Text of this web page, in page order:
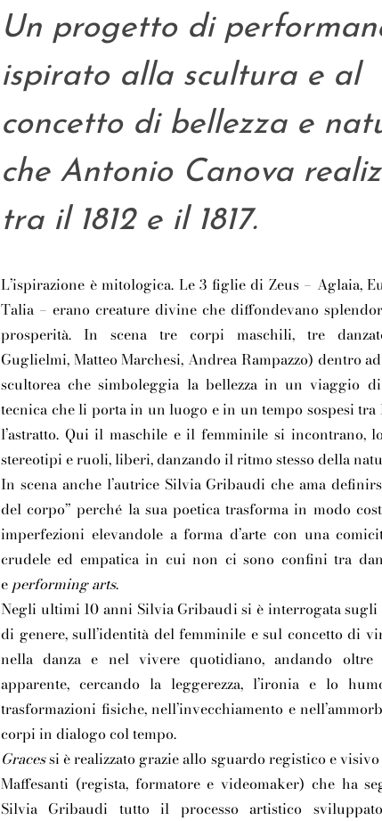
Un progetto di
ispirato alla scultura e al
concetto di bellezza e
che Antonio Canova
tra il 1812 e il 1817.
L’ispirazione è mitologica. Le 3 figlie di Zeus – Aglaia,
Talia – erano creature divine che diffondevano
prosperità. In scena tre corpi maschili, tre
Guglielmi, Matteo Marchesi, Andrea Rampazzo) dentro
scultorea che simboleggia la bellezza in un viaggio
tecnica che li porta in un luogo e in un tempo sospesi tra
l’astratto. Qui il maschile e il femminile si incontrano,
stereotipi e ruoli, liberi, danzando il ritmo stesso della
In scena anche l’autrice Silvia Gribaudi che ama
del corpo” perché la sua poetica trasforma in modo
imperfezioni elevandole a forma d’arte con una
crudele ed empatica in cui non ci sono confini tra
e performing arts.
Negli ultimi 10 anni Silvia Gribaudi si è interrogata sugli
di genere, sull’identità del femminile e sul concetto di
nella danza e nel vivere quotidiano, andando
apparente, cercando la leggerezza, l’ironia e lo
trasformazioni fisiche, nell’invecchiamento e
corpi in dialogo col tempo.
Gracessi è realizzato grazie allo sguardo registico e
Maffesanti (regista, formatore e videomaker) che ha
Silvia Gribaudi tutto il processo artistico